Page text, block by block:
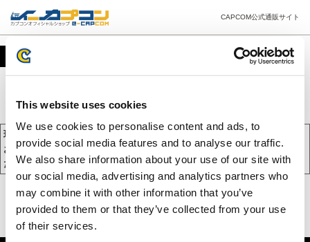
This website uses cookies
We use cookies to personalise content and ads, to
provide social media features and to analyse our traffic.
We also share information about your use of our site with
our social media, advertising and analytics partners who
may combine it with other information that you’ve
provided to them or that they’ve collected from your use
of their services.
CAPCOM公式通販サイト
カート
現在、カートには商品が入っておりません。
お買い物を続けるには下の 「お買い物を続ける」 をクリックしてく
ださい。